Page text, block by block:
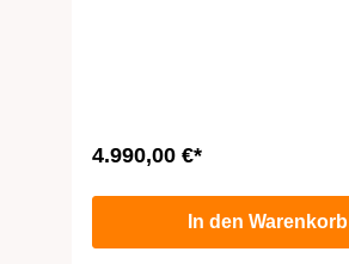
4.990,00 €*
In den Warenkorb